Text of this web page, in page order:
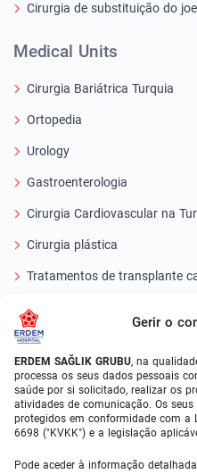
Gerir o
ERDEM SAĞLIK GRUBU, na
processa os seus dados pessoais
saúde por si solicitado, realizar os
atividades de comunicação. Os
protegidos em conformidade com a
6698 ("KVKK") e a legislação
Pode aceder à informação
Cirurgia de substituição do
Medical Units
Cirurgia Bariátrica Turquia
Ortopedia
Urology
Gastroenterologia
Cirurgia Cardiovascular na
Cirurgia plástica
Tratamentos de transplante
Tratamentos dentários Turquia
Olho laser
About Erdem
Sobre Nós